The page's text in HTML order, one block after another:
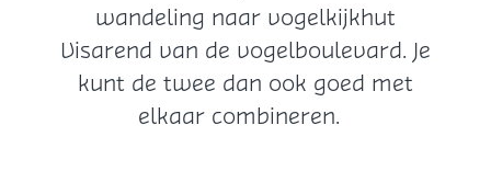
wandeling naar vogelkijkhut
Visarend van de vogelboulevard. Je
kunt de twee dan ook goed met
elkaar combineren.